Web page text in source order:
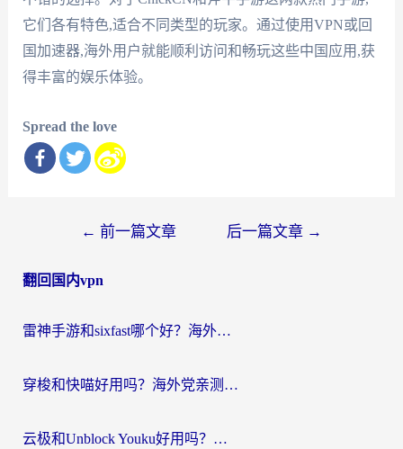
它们各有特色,适合不同类型的玩家。通过使用VPN或回
国加速器,海外用户就能顺利访问和畅玩这些中国应用,获
得丰富的娱乐体验。
Spread the love
导
← 前一篇文章 后一篇文章 →
翻回国内vpn
雷神手游和sixfast哪个好？海外党亲测3款回国加速器，教你选对不踩坑
穿梭和快喵好用吗？海外党亲测：小众加速器对比+番茄加速器深度体验
云极和Unblock Youku好用吗？海外党亲测+2026回国加速器避坑指南